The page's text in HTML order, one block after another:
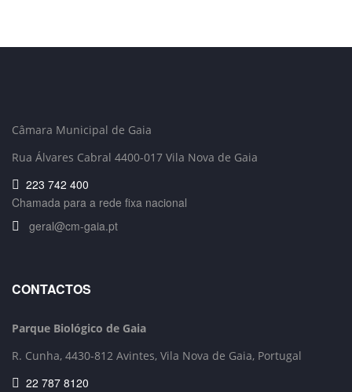
Câmara Municipal de Gaia
Rua Álvares Cabral 4400-017 Vila Nova de Gaia
223 742 400
Chamada para a rede fixa nacional
geral@cm-gaia.pt
CONTACTOS
Parque Biológico de Gaia
R. Cunha, 4430-812 Avintes, Vila Nova de Gaia, Portugal
22 787 8120